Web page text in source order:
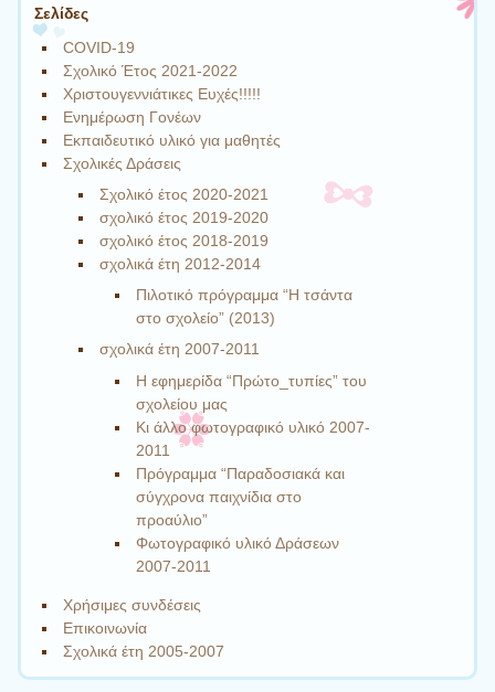
Σελίδες
COVID-19
Σχολικό Έτος 2021-2022
Χριστουγεννιάτικες Ευχές!!!!!
Ενημέρωση Γονέων
Εκπαιδευτικό υλικό για μαθητές
Σχολικές Δράσεις
Σχολικό έτος 2020-2021
σχολικό έτος 2019-2020
σχολικό έτος 2018-2019
σχολικά έτη 2012-2014
Πιλοτικό πρόγραμμα “Η τσάντα
στο σχολείο” (2013)
σχολικά έτη 2007-2011
Η εφημερίδα “Πρώτο_τυπίες” του
σχολείου μας
Κι άλλο φωτογραφικό υλικό 2007-
2011
Πρόγραμμα “Παραδοσιακά και
σύγχρονα παιχνίδια στο
προαύλιο”
Φωτογραφικό υλικό Δράσεων
2007-2011
Χρήσιμες συνδέσεις
Επικοινωνία
Σχολικά έτη 2005-2007